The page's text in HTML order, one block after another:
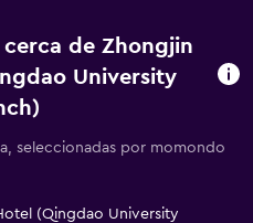
de Zhongjin
University
seleccionadas por momondo
(Qingdao University